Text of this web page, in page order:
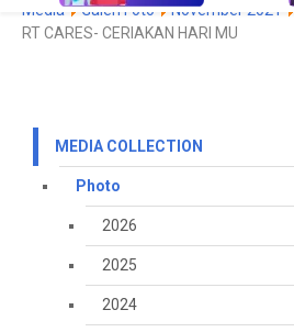
Media
Galeri Foto November 2021
RT CARES- CERIAKAN HARI MU
MEDIA COLLECTION
Photo
2026
2025
2024